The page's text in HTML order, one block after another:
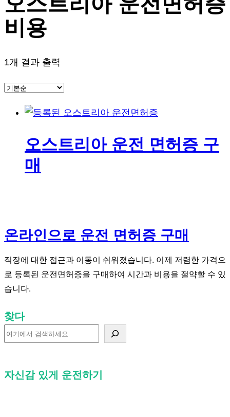
비용
1개 결과 출력
오스트리아 운전 면허증 구
매
온라인으로 운전 면허증 구매
직장에 대한 접근과 이동이 쉬워졌습니다. 이제 저렴한 가격으
로 등록된 운전면허증을 구매하여 시간과 비용을 절약할 수 있
습니다.
찾다
찾
자신감 있게 운전하기